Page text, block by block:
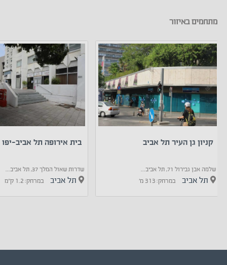
מתחמים באיזור
קניון גן העיר תל אביב
שלמה אבן גבירול 71, תל אביב...
תל אביב במרחק: 313 מ'
בית אירופה תל אביב-יפו
שדרות שאול המלך 37, תל אביב...
תל אביב במרחק: 1.2 ק"מ